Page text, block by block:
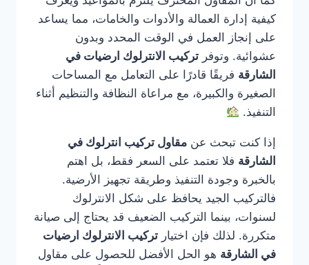
كيفية إدارة العمالة والأدوات والخامات، مما يساعد
على إنجاز العمل في الوقت المحدد وبدون
عشوائية. وتوفر تركيب الانترلوك ارضيات في
الشارقة فريقًا قادرًا على التعامل مع المساحات
الصغيرة والكبيرة، مع مراعاة النظافة والتنظيم أثناء
التنفيذ.
إذا كنت تبحث عن مقاول تركيب انترلوك في
الشارقة فلا تعتمد على السعر فقط، بل اهتم
بالخبرة وجودة التنفيذ وطريقة تجهيز الأرضية.
فالتركيب الجيد يحافظ على شكل الانترلوك
لسنوات، بينما التركيب الضعيف قد يحتاج إلى صيانة
متكررة. لذلك فإن اختيار تركيب الانترلوك ارضيات
في الشارقة هو الحل الأفضل للحصول على مقاول